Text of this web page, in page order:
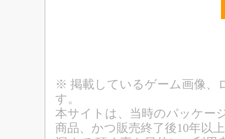
※ 掲載しているゲーム画像、
す。
本サイトは、当時のパッケー
商品、かつ販売終了後10年以